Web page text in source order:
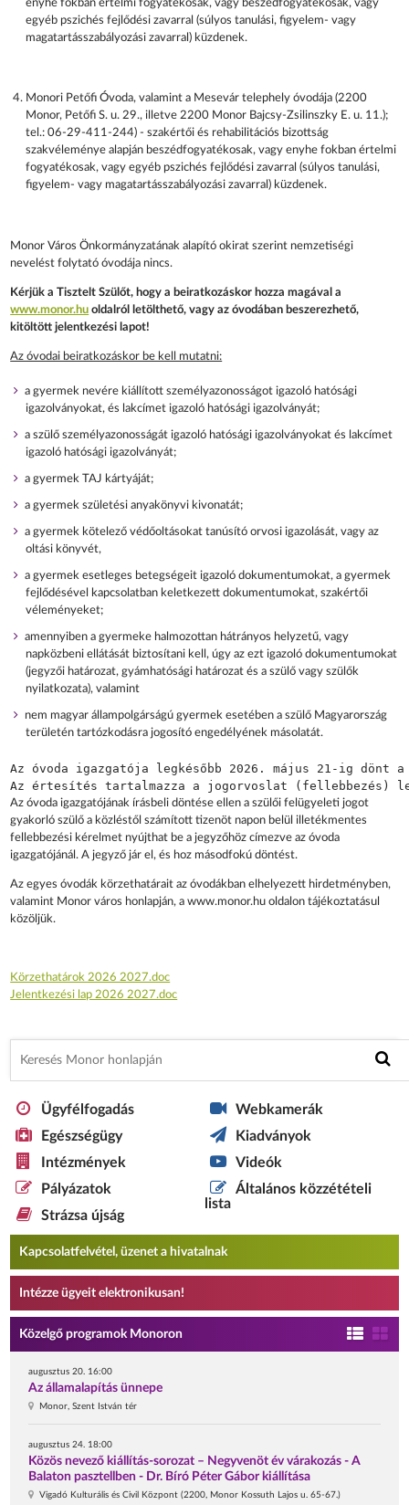
enyhe fokban értelmi fogyatékosak, vagy beszédfogyatékosak, vagy
egyéb pszichés fejlődési zavarral (súlyos tanulási, figyelem- vagy
magatartásszabályozási zavarral) küzdenek.
Monori Petőfi Óvoda, valamint a Mesevár telephely óvodája (2200
Monor, Petőfi S. u. 29., illetve 2200 Monor Bajcsy-Zsilinszky E. u. 11.);
tel.: 06-29-411-244) - szakértői és rehabilitációs bizottság
szakvéleménye alapján beszédfogyatékosak, vagy enyhe fokban értelmi
fogyatékosak, vagy egyéb pszichés fejlődési zavarral (súlyos tanulási,
figyelem- vagy magatartásszabályozási zavarral) küzdenek.
Monor Város Önkormányzatának alapító okirat szerint nemzetiségi
nevelést folytató óvodája nincs.
Kérjük a Tisztelt Szülőt, hogy a beiratkozáskor hozza magával a
www.monor.hu oldalról letölthető, vagy az óvodában beszerezhető,
kitöltött jelentkezési lapot!
Az óvodai beiratkozáskor be kell mutatni:
a gyermek nevére kiállított személyazonosságot igazoló hatósági
igazolványokat, és lakcímet igazoló hatósági igazolványát;
a szülő személyazonosságát igazoló hatósági igazolványokat és lakcímet
igazoló hatósági igazolványát;
a gyermek TAJ kártyáját;
a gyermek születési anyakönyvi kivonatát;
a gyermek kötelező védőoltásokat tanúsító orvosi igazolását, vagy az
oltási könyvét,
a gyermek esetleges betegségeit igazoló dokumentumokat, a gyermek
fejlődésével kapcsolatban keletkezett dokumentumokat, szakértői
véleményeket;
amennyiben a gyermeke halmozottan hátrányos helyzetű, vagy
napközbeni ellátását biztosítani kell, úgy az ezt igazoló dokumentumokat
(jegyzői határozat, gyámhatósági határozat és a szülő vagy szülők
nyilatkozata), valamint
nem magyar állampolgárságú gyermek esetében a szülő Magyarország
területén tartózkodásra jogosító engedélyének másolatát.
Az óvoda igazgatója legkésőbb 2026. május 21-ig
Az óvoda igazgatójának írásbeli döntése ellen a szülői felügyeleti jogot
gyakorló szülő a közléstől számított tizenöt napon belül illetékmentes
fellebbezési kérelmet nyújthat be a jegyzőhöz címezve az óvoda
igazgatójánál. A jegyző jár el, és hoz másodfokú döntést.
Az egyes óvodák körzethatárait az óvodákban elhelyezett hirdetményben,
valamint Monor város honlapján, a www.monor.hu oldalon tájékoztatásul
közöljük.
Körzethatárok 2026 2027.doc
Jelentkezési lap 2026 2027.doc
Ügyfélfogadás
Egészségügy
Intézmények
Pályázatok
Strázsa újság
Webkamerák
Kiadványok
Videók
Általános közzétételi
lista
Kapcsolatfelvétel, üzenet a hivatalnak
Intézze ügyeit elektronikusan!
Közelgő programok Monoron
augusztus 20. 16:00
Az államalapítás ünnepe
Monor, Szent István tér
augusztus 24. 18:00
Közös nevező kiállítás-sorozat – Negyvenöt év várakozás - A
Balaton pasztellben - Dr. Bíró Péter Gábor kiállítása
Vigadó Kulturális és Civil Központ (2200, Monor Kossuth Lajos u. 65-67.)